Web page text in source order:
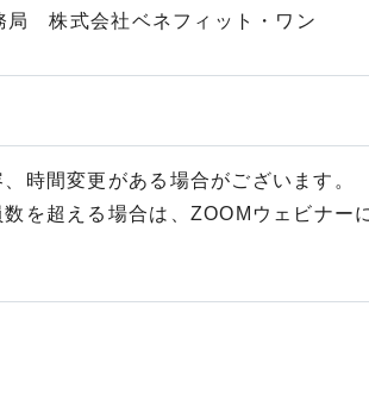
株式会社ベネフィット・ワン
時間変更がある場合がございます。
を超える場合は、ZOOMウェビナー